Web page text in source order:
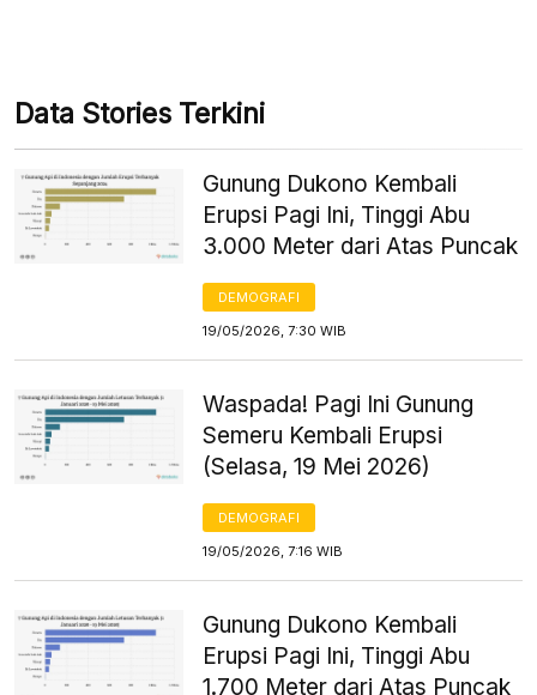
Data Stories Terkini
Gunung Dukono Kembali
Erupsi Pagi Ini, Tinggi Abu
3.000 Meter dari Atas Puncak
DEMOGRAFI
19/05/2026, 7:30 WIB
Waspada! Pagi Ini Gunung
Semeru Kembali Erupsi
(Selasa, 19 Mei 2026)
DEMOGRAFI
19/05/2026, 7:16 WIB
Gunung Dukono Kembali
Erupsi Pagi Ini, Tinggi Abu
1.700 Meter dari Atas Puncak